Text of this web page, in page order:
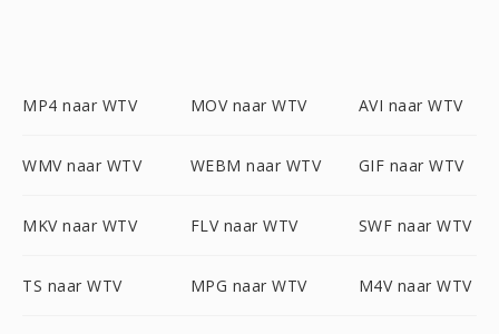
MP4 naar WTV MOV naar WTV AVI naar WTV
WMV naar WTV WEBM naar WTV GIF naar WTV
MKV naar WTV FLV naar WTV SWF naar WTV
TS naar WTV MPG naar WTV M4V naar WTV